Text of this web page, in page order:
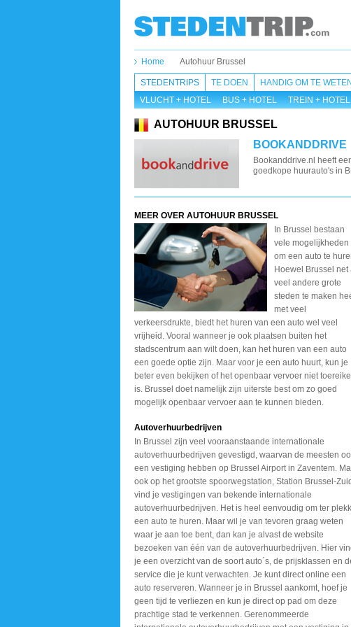
Home Autohuur Brussel
STEDENTRIPS TE DOEN HANDIG OM TE WETEN
VLUCHT + HOTEL
BUS + HOTEL TREIN + HOTEL
AUTOHUUR BRUSSEL
BOOKANDDRIVE
Bookanddrive.nl heeft
goedkope huurauto's in
MEER OVER AUTOHUUR BRUSSEL
In Brussel bestaan
vele mogelijkheden
om een auto te
Hoewel Brussel net
veel andere grote
steden te maken
met veel
verkeersdrukte, biedt het huren van een auto wel veel
vrijheid. Vooral wanneer je ook plaatsen buiten het
stadscentrum aan wilt doen, kan het huren van een auto
een goede optie zijn. Maar voor je een auto huurt, kun je
beter even bekijken of het openbaar vervoer niet
is. Brussel doet namelijk zijn uiterste best om zo goed
mogelijk openbaar vervoer aan te kunnen bieden.
Autoverhuurbedrijven
In Brussel zijn veel vooraanstaande internationale
autoverhuurbedrijven gevestigd, waarvan de meesten
een vestiging hebben op Brussel Airport in Zaventem.
ook op het grootste spoorwegstation, Station Brussel-
vind je vestigingen van bekende internationale
autoverhuurbedrijven. Het is heel eenvoudig om ter
een auto te huren. Maar wil je van tevoren graag weten
waar je aan toe bent, dan kan je alvast de website
bezoeken van één van de autoverhuurbedrijven. Hier
je een overzicht van de soort auto´s, de prijsklassen en
service die je kunt verwachten. Je kunt direct online een
auto reserveren. Wanneer je in Brussel aankomt, hoef je
geen tijd te verliezen en kun je direct op pad om deze
prachtige stad te verkennen. Gerenommeerde